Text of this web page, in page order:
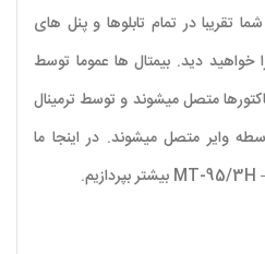
تقریبا در تمام تابلوها و پنل های
دید. بیمتال ها عموما توسط
متصل میشوند و توسط ترمینال
وایر متصل میشوند. در اینجا ما